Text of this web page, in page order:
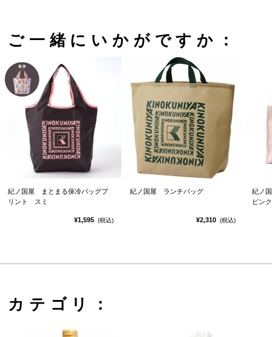
ご一緒にいかがですか：
紀ノ国屋 まとまる保冷バッグプ
リント スミ
¥1,595 (税込)
紀ノ国屋 ランチバッグ
¥2,310 (税込)
紀ノ
ピンク
カテゴリ：